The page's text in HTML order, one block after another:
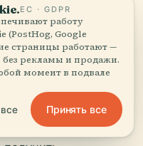
местом
жителей, так и для
доступный дизайн,
ЕС · GDPR
работу
(PostHog, Google
страницы работают —
без рекламы и продажи.
момент в подвале
Принять все